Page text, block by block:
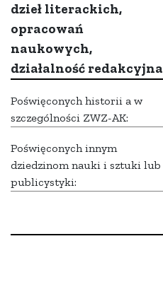
dzieł literackich,
opracowań
naukowych,
działalność redakcyjna
Poświęconych historii a w
szczególności ZWZ-AK:
Poświęconych innym
dziedzinom nauki i sztuki lub
publicystyki: